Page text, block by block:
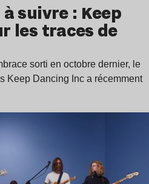
suivre : Keep
les traces de
sorti en octobre dernier, le
Keep Dancing Inc a récemment